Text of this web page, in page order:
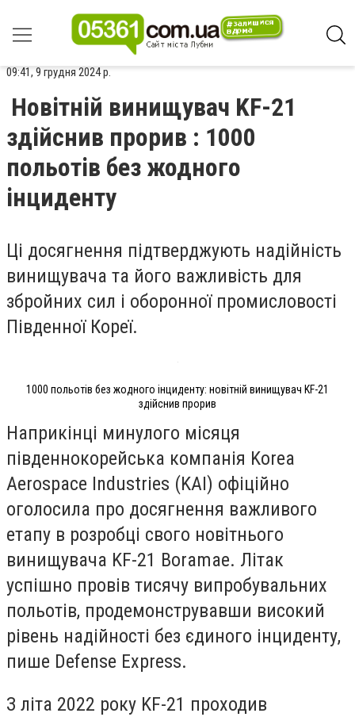
09:41, 9 грудня 2024 р.
Новітній винищувач KF-21
здійснив прорив : 1000
польотів без жодного
інциденту
Ці досягнення підтверджують надійність
винищувача та його важливість для
збройних сил і оборонної промисловості
Південної Кореї.
1000 польотів без жодного інциденту: новітній винищувач KF-21
здійснив прорив
Наприкінці минулого місяця
південнокорейська компанія Korea
Aerospace Industries (KAI) офіційно
оголосила про досягнення важливого
етапу в розробці свого новітнього
винищувача KF-21 Boramae. Літак
успішно провів тисячу випробувальних
польотів, продемонструвавши високий
рівень надійності без єдиного інциденту,
пише Defense Express.
З літа 2022 року KF-21 проходив